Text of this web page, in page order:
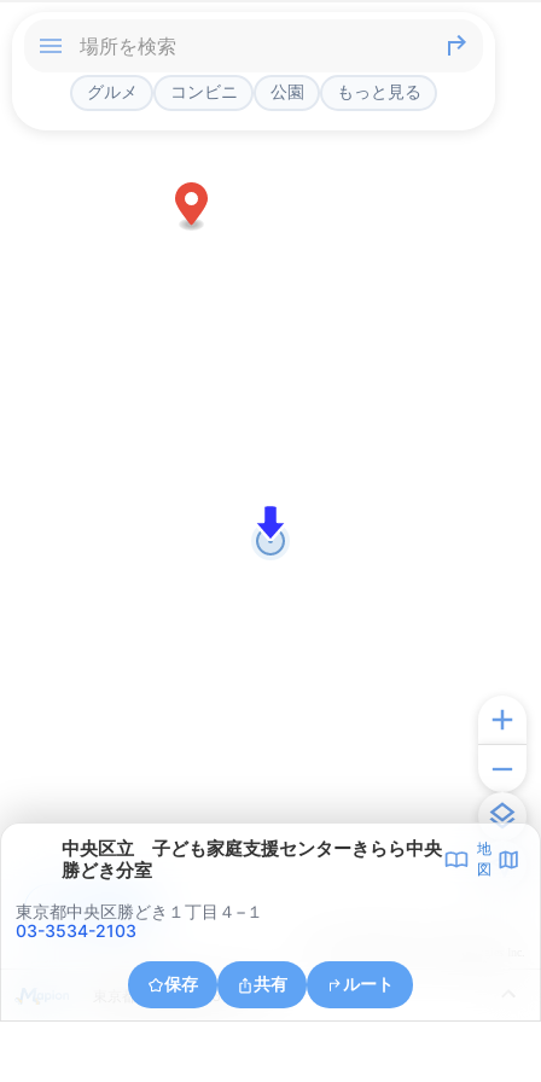
グルメ コンビニ 公園 もっと見る
中央区立 子ども家庭支援センターきらら中央
勝どき分室
地
図
東京都中央区勝どき１丁目４−１
03-3534-2103
保存 共有 ルート
東京都江東区豊洲６丁目６
アプリで見る